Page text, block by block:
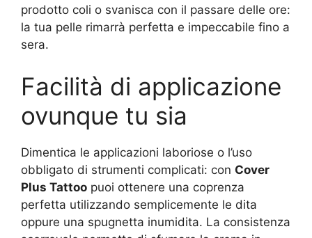
prodotto coli o svanisca con il passare delle ore:
la tua pelle rimarrà perfetta e impeccabile fino a
sera.
Facilità di applicazione
ovunque tu sia
Dimentica le applicazioni laboriose o l’uso
obbligato di strumenti complicati: con Cover
Plus Tattoo puoi ottenere una coprenza
perfetta utilizzando semplicemente le dita
oppure una spugnetta inumidita. La consistenza